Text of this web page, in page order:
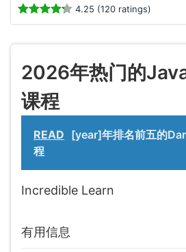
4.25 (120 ratings)
2026年热门的
课程
READ [year]年排名前五的
程
Incredible Learn
有用信息